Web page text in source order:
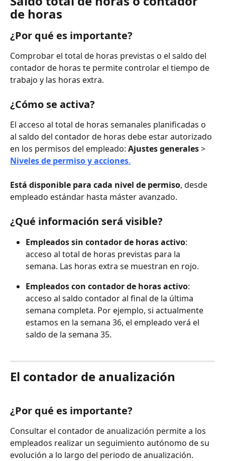
de horas
¿Por qué es importante?
Comprobar el total de horas previstas o el saldo del
contador de horas te permite controlar el tiempo de
trabajo y las horas extra.
¿Cómo se activa?
El acceso al total de horas semanales planificadas o
al saldo del contador de horas debe estar autorizado
en los permisos del empleado: Ajustes generales >
Niveles de permiso y acciones.
Está disponible para cada nivel de permiso, desde
empleado estándar hasta máster avanzado.
¿Qué información será visible?
Empleados sin contador de horas activo:
acceso al total de horas previstas para la
semana. Las horas extra se muestran en rojo.
Empleados con contador de horas activo:
acceso al saldo contador al final de la última
semana completa. Por ejemplo, si actualmente
estamos en la semana 36, el empleado verá el
saldo de la semana 35.
El contador de anualización
¿Por qué es importante?
Consultar el contador de anualización permite a los
empleados realizar un seguimiento autónomo de su
evolución a lo largo del periodo de anualización.